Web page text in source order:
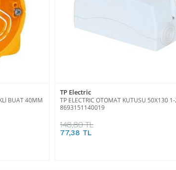
BUAT 40MM
TP Electric
TP ELECTRIC OTOMAT KUTUSU 50X130
8693151140019
148,80 TL
77,38 TL